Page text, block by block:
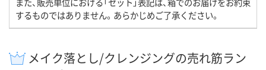
するものではありません。あらかじめご了承ください。
メイク落とし/クレンジングの売れ筋ラン